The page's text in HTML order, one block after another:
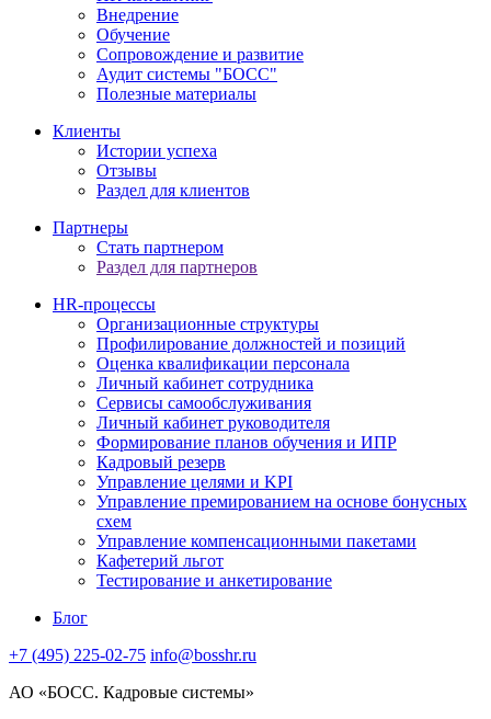
Внедрение
Обучение
Сопровождение и развитие
Аудит системы "БОСС"
Полезные материалы
Клиенты
Истории успеха
Отзывы
Раздел для клиентов
Партнеры
Стать партнером
Раздел для партнеров
HR-процессы
Организационные структуры
Профилирование должностей и позиций
Оценка квалификации персонала
Личный кабинет сотрудника
Сервисы самообслуживания
Личный кабинет руководителя
Формирование планов обучения и ИПР
Кадровый резерв
Управление целями и KPI
Управление премированием на основе бонусных
схем
Управление компенсационными пакетами
Кафетерий льгот
Тестирование и анкетирование
Блог
+7 (495) 225-02-75 info@bosshr.ru
АО «БОСС. Кадровые системы»